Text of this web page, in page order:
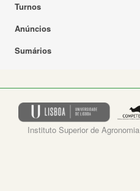
Turnos
Anúncios
Sumários
Instituto Superior de Agronomia